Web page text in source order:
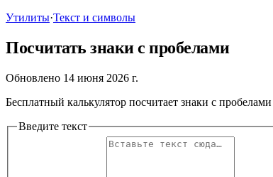
Утилиты·Текст и символы
Посчитать знаки с пробелами
Обновлено 14 июня 2026 г.
Бесплатный калькулятор посчитает знаки с
Введите текст